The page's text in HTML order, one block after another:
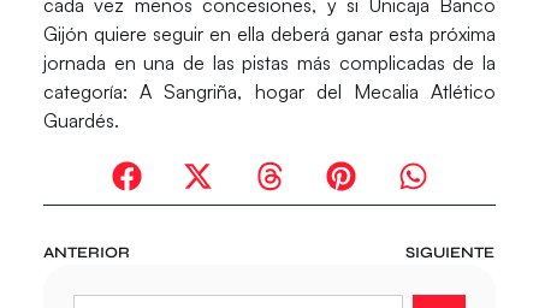
Gijón quiere seguir en ella deberá ganar esta próxima
jornada en una de las pistas más complicadas de la
categoría: A Sangriña, hogar del Mecalia Atlético
Guardés.
ANTERIOR SIGUIENTE